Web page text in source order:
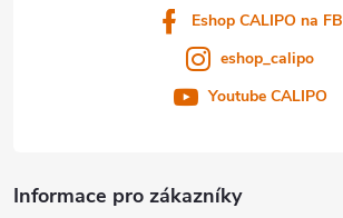
Informace pro zákazníky
Eshop CALIPO na FB
eshop_calipo
Youtube CALIPO